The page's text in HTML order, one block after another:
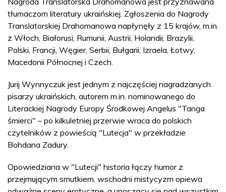
tłumaczom literatury ukraińskiej. Zgłoszenia do Nagrody
Translatorskiej Drahomanowa napłynęły z 15 krajów, m.in.
z Włoch, Białorusi, Rumunii, Austrii, Holandii, Brazylii,
Polski, Francji, Węgier, Serbii, Bułgarii, Izraela, Łotwy,
Macedonii Północnej i Czech.
Jurij Wynnyczuk jest jednym z najczęściej nagradzanych
pisarzy ukraińskich, autorem m.in. nominowanego do
Literackiej Nagrody Europy Środkowej Angelus "Tanga
śmierci" – po kilkuletniej przerwie wraca do polskich
czytelników z powieścią "Lutecja" w przekładzie
Bohdana Zadury.
Opowiedziana w "Lutecji" historia łączy humor z
przejmującym smutkiem, wschodni mistycyzm opiewa